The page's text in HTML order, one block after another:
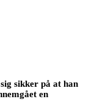
sikker på at han
en